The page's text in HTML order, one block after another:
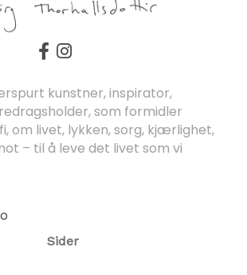
kunstner, inspirator,
som formidler
om livet, lykken, sorg, kjærlighet,
– til å leve det livet som vi
Sider